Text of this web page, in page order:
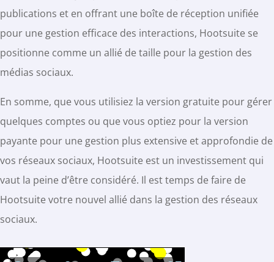
publications et en offrant une boîte de réception unifiée
pour une gestion efficace des interactions, Hootsuite se
positionne comme un allié de taille pour la gestion des
médias sociaux.
En somme, que vous utilisiez la version gratuite pour gérer
quelques comptes ou que vous optiez pour la version
payante pour une gestion plus extensive et approfondie de
vos réseaux sociaux, Hootsuite est un investissement qui
vaut la peine d’être considéré. Il est temps de faire de
Hootsuite votre nouvel allié dans la gestion des réseaux
sociaux.